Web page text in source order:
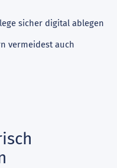
sicher digital ablegen
vermeidest auch